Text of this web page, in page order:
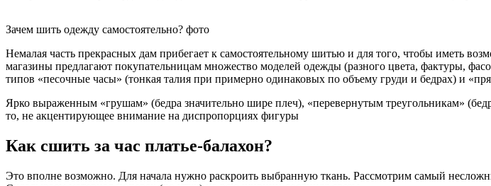
Зачем шить одежду самостоятельно? фото
Немалая часть прекрасных дам прибегает к самостоятельному шитью и для того, чтобы иметь
магазины предлагают покупательницам множество моделей одежды (разного цвета, фактуры,
типов «песочные часы» (тонкая талия при примерно одинаковых по объему груди и бедрах) и
Ярко выраженным «грушам» (бедра значительно шире плеч), «перевернутым треугольникам»
то, не акцентирующее внимание на диспропорциях фигуры
Как сшить за час платье-балахон?
Это вполне возможно. Для начала нужно раскроить выбранную ткань. Рассмотрим самый